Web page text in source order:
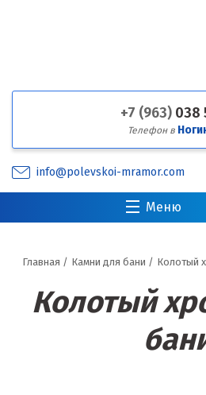
+7 (963) 038
Телефон в
info@polevskoi-mramor.com
Меню
Главная / Камни для бани / Колотый
Колотый